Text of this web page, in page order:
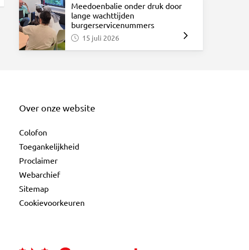
Meedoenbalie onder druk door
lange wachttijden
burgerservicenummers
15 juli 2026
Over onze website
Colofon
Toegankelijkheid
Proclaimer
Webarchief
Sitemap
Cookievoorkeuren